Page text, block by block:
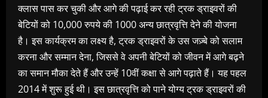
क्लास पास कर चुकी और आगे की पढ़ाई कर रही ट्रक ड्राइवरों की
बेटियों को 10,000 रुपये की 1000 अन्य छात्रवृत्ति देने की योजना
है। इस कार्यक्रम का लक्ष्य है, ट्रक ड्राइवरों के उस जज़्बे को सलाम
करना और सम्मान देना, जिससे वे अपनी बेटियों को जीवन में आगे बढ़ने
का समान मौका देते हैं और उन्हें 10वीं कक्षा से आगे पढ़ाते हैं। यह पहल
2014 में शुरू हुई थी। इस छात्रवृत्ति को पाने योग्य ट्रक ड्राइवरों की